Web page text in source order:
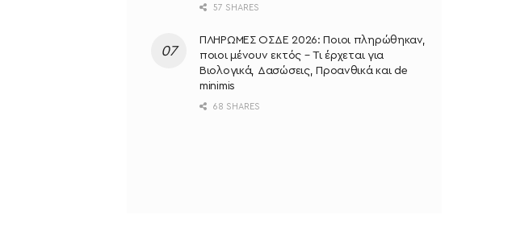
57 SHARES
ΠΛΗΡΩΜΕΣ ΟΣΔΕ 2026: Ποιοι πληρώθηκαν,
ποιοι μένουν εκτός – Τι έρχεται για
Βιολογικά, Δασώσεις, Προανθικά και de
minimis
68 SHARES